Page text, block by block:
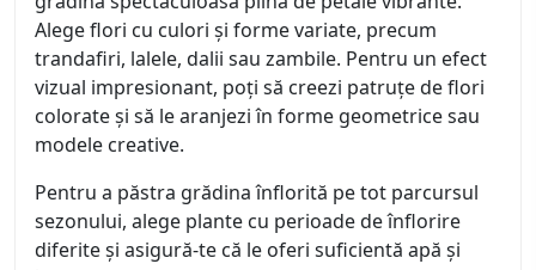
Alege flori cu culori și forme variate, precum
trandafiri, lalele, dalii sau zambile. Pentru un efect
vizual impresionant, poți să creezi patruțe de flori
colorate și să le aranjezi în forme geometrice sau
modele creative.
Pentru a păstra grădina înflorită pe tot parcursul
sezonului, alege plante cu perioade de înflorire
diferite și asigură-te că le oferi suficientă apă și